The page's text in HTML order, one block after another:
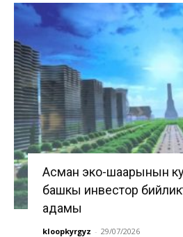
Асман эко-шаарынын
башкы инвестор
адамы
kloopkyrgyz - 29/07/2026